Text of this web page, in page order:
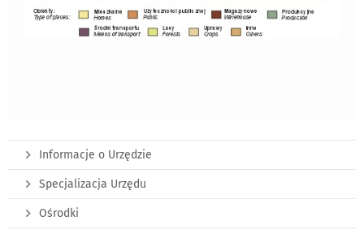
Informacje o Urzędzie
Specjalizacja Urzędu
Ośrodki